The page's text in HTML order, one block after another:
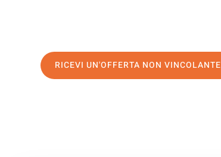
RICEVI UN'OFFERTA NON VINCOLANTE